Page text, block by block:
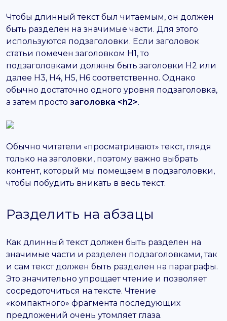
Чтобы длинный текст был читаемым, он должен
быть разделен на значимые части. Для этого
используются подзаголовки. Если заголовок
статьи помечен заголовком H1, то
подзаголовками должны быть заголовки H2 или
далее H3, H4, H5, H6 соответственно. Однако
обычно достаточно одного уровня подзаголовка,
а затем просто заголовка <h2>.
Обычно читатели «просматривают» текст, глядя
только на заголовки, поэтому важно выбрать
контент, который мы помещаем в подзаголовки,
чтобы побудить вникать в весь текст.
Разделить на абзацы
Как длинный текст должен быть разделен на
значимые части и разделен подзаголовками, так
и сам текст должен быть разделен на параграфы.
Это значительно упрощает чтение и позволяет
сосредоточиться на тексте. Чтение
«компактного» фрагмента последующих
предложений очень утомляет глаза.